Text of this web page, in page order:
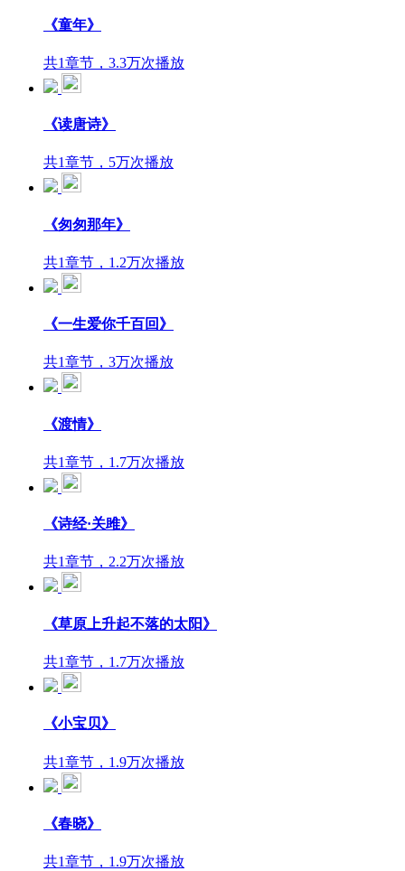
《童年》
共1章节，3.3万次播放
《读唐诗》
共1章节，5万次播放
《匆匆那年》
共1章节，1.2万次播放
《一生爱你千百回》
共1章节，3万次播放
《渡情》
共1章节，1.7万次播放
《诗经​·关雎》
共1章节，2.2万次播放
《草原上升起不落的太阳》
共1章节，1.7万次播放
《小宝贝》
共1章节，1.9万次播放
《春晓》
共1章节，1.9万次播放